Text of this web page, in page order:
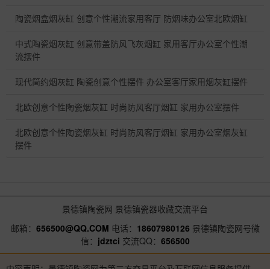
陶瓷烟盒烟灰缸 创意个性潮流家用客厅 防烟味办公室北欧烟缸
中式陶瓷烟灰缸 创意带盖防风飞灰烟缸 家用客厅办公室个性潮
流摆件
现代简约烟灰缸 陶瓷创意个性摆件 办公室客厅家用烟灰缸摆件
北欧创意个性陶瓷烟灰缸 时尚防风客厅烟缸 家用办公室摆件
北欧创意个性陶瓷烟灰缸 时尚防风客厅烟缸 家用办公室烟灰缸
摆件
景德镇陶瓷网 景德镇瓷器收藏交流平台
邮箱： 656500@QQ.COM 电话： 18607980126 景德镇陶瓷网号微
信： jdztci 交流QQ： 656500